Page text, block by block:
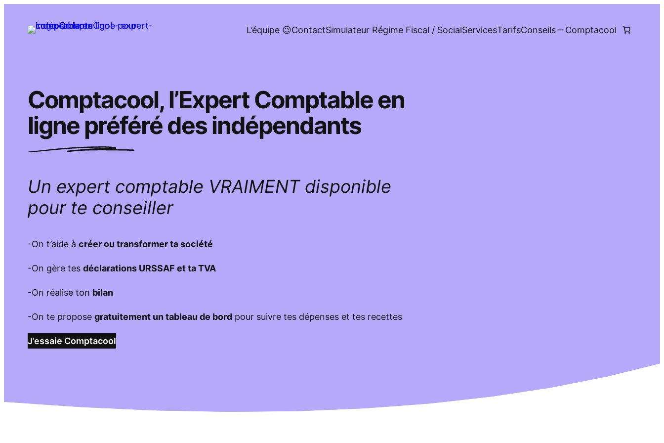
L’équipe 😉ContactSimulateur Régime Fiscal / SocialServicesTarifsConseils – Comptacool
Comptacool, l’Expert Comptable en
ligne préféré des indépendants
Un expert comptable VRAIMENT disponible
pour te conseiller
-On t’aide à créer ou transformer ta société
-On gère tes déclarations URSSAF et ta TVA
-On réalise ton bilan
-On te propose gratuitement un tableau de bord pour suivre tes dépenses et tes recettes
J’essaie Comptacool